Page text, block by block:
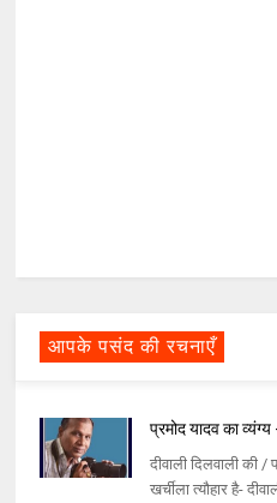
आपके पसंद की रचनाएँ
प्रमोद यादव का व्यंग्य
दीवाली दिलवाली की
खर्चीला त्यौहार है-